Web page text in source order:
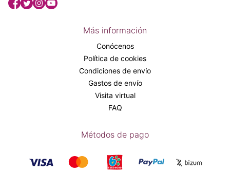
Más información
Conócenos
Política de cookies
Condiciones de envío
Gastos de envío
Visita virtual
FAQ
Métodos de pago